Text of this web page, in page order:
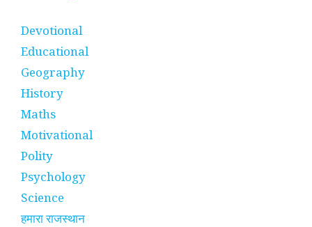
Devotional
Educational
Geography
History
Maths
Motivational
Polity
Psychology
Science
हमारा राजस्थान